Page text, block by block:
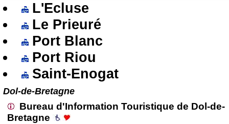
L'Ecluse
Le Prieuré
Port Blanc
Port Riou
Saint-Enogat
Dol-de-Bretagne
Bureau d'Information Touristique de Dol-de-
Bretagne